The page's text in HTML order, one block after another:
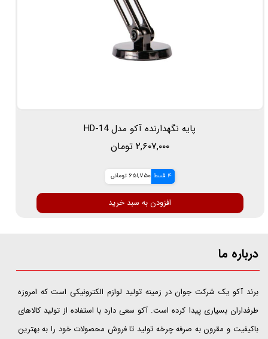
پایه نگهدارنده آکو مدل HD-14
۲,۶۰۷,۰۰۰ تومان
4 قسط 651,750 تومانی
افزودن به سبد خرید
درباره ما
​​​​​​​برند آکو یک شرکت جوان در زمینه تولید لوازم الکترونیکی است که امروزه
طرفداران بسیاری پیدا کرده است. آکو سعی دارد با استفاده از تولید کالاهای
باکیفیت و مقرون به صرفه چرخه تولید تا فروش محصولات خود را به بهترین